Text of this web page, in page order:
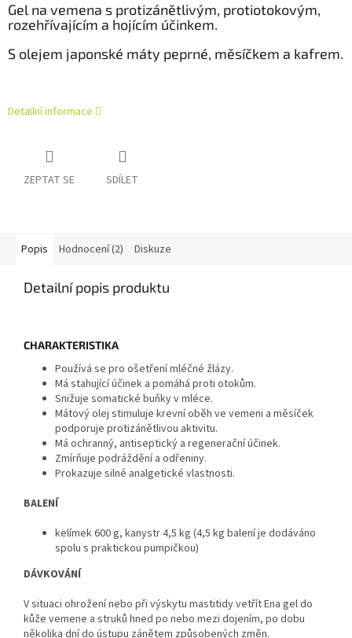
Gel na vemena s protizánětlivým, protiotokovým,
rozehřívajícím a hojícím účinkem.
S olejem japonské máty peprné, měsíčkem a kafrem.
Detailní informace
ZEPTAT SE SDÍLET
Popis Hodnocení (2) Diskuze
Detailní popis produktu
CHARAKTERISTIKA
Používá se pro ošetření mléčné žlázy.
Má stahující účinek a pomáhá proti otokům.
Snižuje somatické buňky v mléce.
Mátový olej stimuluje krevní oběh ve vemeni a měsíček
podporuje protizánětlivou aktivitu.
Má ochranný, antiseptický a regenerační účinek.
Zmírňuje podráždění a odřeniny.
Prokazuje silné analgetické vlastnosti.
BALENÍ
kelímek 600 g, kanystr 4,5 kg (4,5 kg balení je dodáváno
spolu s praktickou pumpičkou)
DÁVKOVÁNÍ
V situaci ohrožení nebo při výskytu mastitidy vetřít Ena gel do
kůže vemene a struků hned po nebo mezi dojením, po dobu
několika dní do ústupu zánětem způsobených změn.